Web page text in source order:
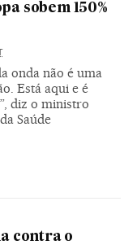
sobem 150%
onda não é uma
Está aqui e é
diz o ministro
Saúde
contra o